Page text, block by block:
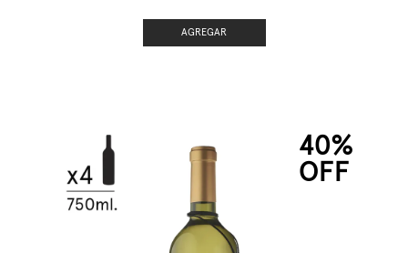
AGREGAR
40%
OFF